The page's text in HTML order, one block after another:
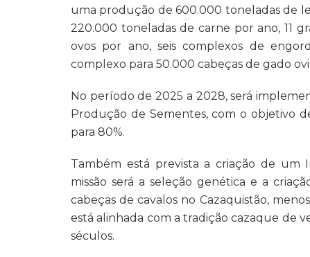
uma produção de 600.000 toneladas de
220.000 toneladas de carne por ano, 11
ovos por ano, seis complexos de
complexo para 50.000 cabeças de gado
No período de 2025 a 2028, será
Produção de Sementes, com o objetivo
para 80%.
Também está prevista a criação de um
missão será a seleção genética e a
cabeças de cavalos no Cazaquistão,
está alinhada com a tradição cazaque de
séculos.